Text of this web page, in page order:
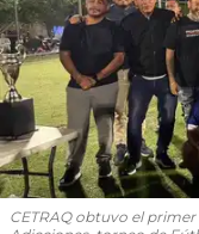
CETRAQ obtuvo el